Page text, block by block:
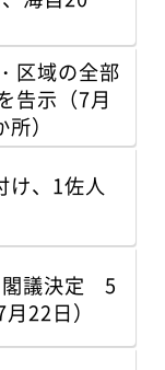
区域の全部
告示（7月
）
、1佐人
閣議決定 5
22日）